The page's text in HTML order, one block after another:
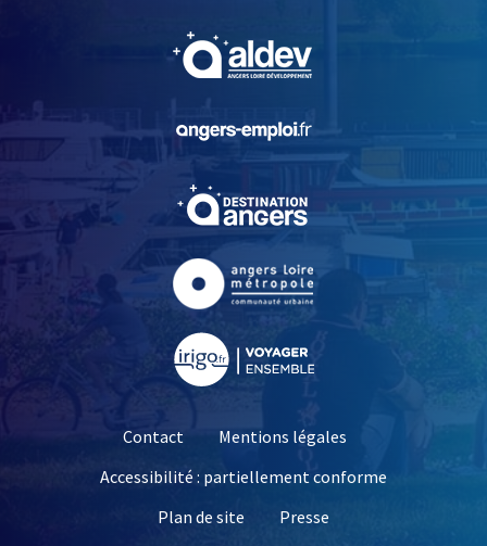
, Ouvre une nouvelle
, Ouvre une nouvelle
Contact
Mentions légales
Accessibilité : partiellement conforme
Plan de site
Presse